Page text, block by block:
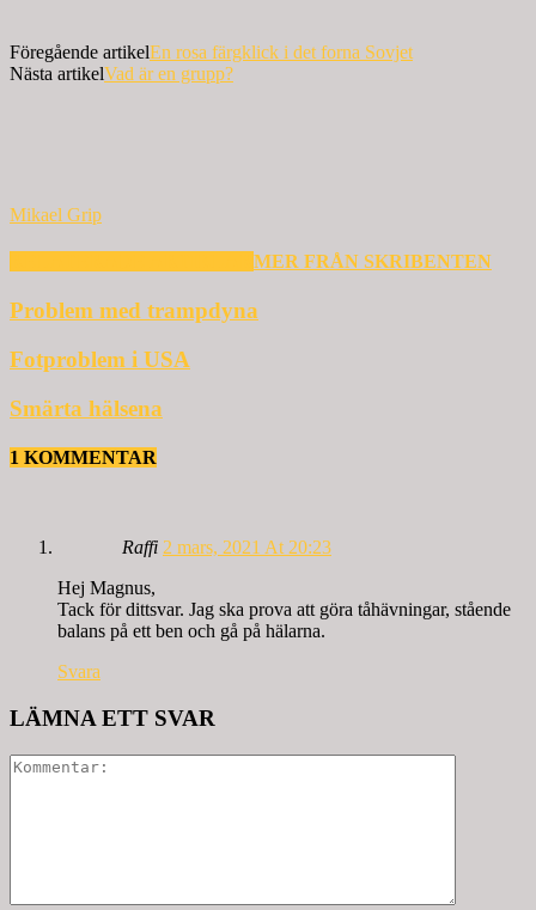
Föregående artikelEn rosa färgklick i det forna Sovjet
Nästa artikelVad är en grupp?
Mikael Grip
MER FRÅN SKRIBENTEN
Problem med trampdyna
Fotproblem i USA
Smärta hälsena
1 KOMMENTAR
Raffi 2 mars, 2021 At 20:23
Hej Magnus,
Tack för dittsvar. Jag ska prova att göra tåhävningar, stående
balans på ett ben och gå på hälarna.
Svara
LÄMNA ETT SVAR